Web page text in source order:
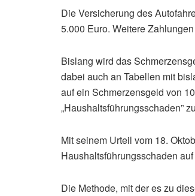
Die Versicherung des
5.000 Euro. Weitere
Bislang wird das
dabei auch an Tabellen mit
auf ein Schmerzensgeld von
„Haushaltsführungsschaden”
Mit seinem Urteil vom 18.
Haushaltsführungsschaden
Die Methode, mit der es zu